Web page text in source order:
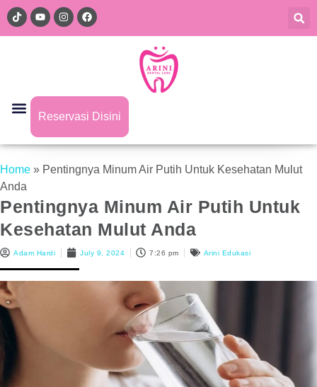
Reservasi Disini
Home » Pentingnya Minum Air Putih Untuk Kesehatan Mulut
Anda
Pentingnya Minum Air Putih Untuk
Kesehatan Mulut Anda
Adam Hardi July 9, 2024 7:26 pm Arini Edukasi